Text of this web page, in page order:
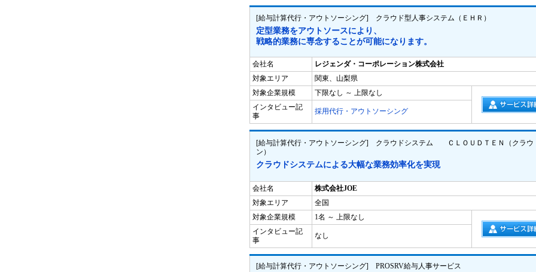
[給与計算代行・アウトソーシング] クラウド型人事システム（ＥＨＲ）
定型業務をアウトソースにより、
戦略的業務に専念することが可能になります。
会社名
レジェンダ・コーポレーション株式会社
対象エリア
関東、山梨県
対象企業規模
下限なし ～ 上限なし
インタビュー記
事
採用代行・アウトソーシング
[給与計算代行・アウトソーシング] クラウドシステム ＣＬＯＵＤＴＥＮ（クラウ
ン）
クラウドシステムによる大幅な業務効率化を実現
会社名
株式会社JOE
対象エリア
全国
対象企業規模
1名 ～ 上限なし
インタビュー記
事
なし
[給与計算代行・アウトソーシング] PROSRV給与人事サービス